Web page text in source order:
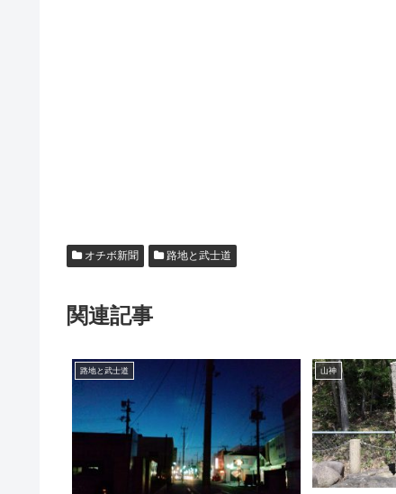
オチボ新聞 路地と武士道
関連記事
路地と武士道 山神